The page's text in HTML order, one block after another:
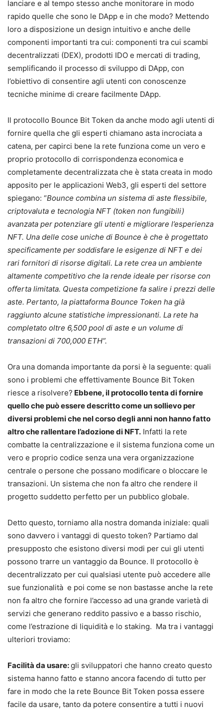
lanciare e al tempo stesso anche monitorare in modo
rapido quelle che sono le DApp e in che modo? Mettendo
loro a disposizione un design intuitivo e anche delle
componenti importanti tra cui: componenti tra cui scambi
decentralizzati (DEX), prodotti IDO e mercati di trading,
semplificando il processo di sviluppo di DApp, con
l’obiettivo di consentire agli utenti con conoscenze
tecniche minime di creare facilmente DApp.
Il protocollo Bounce Bit Token da anche modo agli utenti di
fornire quella che gli esperti chiamano asta incrociata a
catena, per capirci bene la rete funziona come un vero e
proprio protocollo di corrispondenza economica e
completamente decentralizzata che è stata creata in modo
apposito per le applicazioni Web3, gli esperti del settore
spiegano: “Bounce combina un sistema di aste flessibile,
criptovaluta e tecnologia NFT (token non fungibili)
avanzata per potenziare gli utenti e migliorare l’esperienza
NFT. Una delle cose uniche di Bounce è che è progettato
specificamente per soddisfare le esigenze di NFT e dei
rari fornitori di risorse digitali. La rete crea un ambiente
altamente competitivo che la rende ideale per risorse con
offerta limitata. Questa competizione fa salire i prezzi delle
aste. Pertanto, la piattaforma Bounce Token ha già
raggiunto alcune statistiche impressionanti. La rete ha
completato oltre 6,500 pool di aste e un volume di
transazioni di 700,000 ETH”.
Ora una domanda importante da porsi è la seguente: quali
sono i problemi che effettivamente Bounce Bit Token
riesce a risolvere? Ebbene, il protocollo tenta di fornire
quello che può essere descritto come un sollievo per
diversi problemi che nel corso degli anni non hanno fatto
altro che rallentare l’adozione di NFT. Infatti la rete
combatte la centralizzazione e il sistema funziona come un
vero e proprio codice senza una vera organizzazione
centrale o persone che possano modificare o bloccare le
transazioni. Un sistema che non fa altro che rendere il
progetto suddetto perfetto per un pubblico globale.
Detto questo, torniamo alla nostra domanda iniziale: quali
sono davvero i vantaggi di questo token? Partiamo dal
presupposto che esistono diversi modi per cui gli utenti
possono trarre un vantaggio da Bounce. Il protocollo è
decentralizzato per cui qualsiasi utente può accedere alle
sue funzionalità e poi come se non bastasse anche la rete
non fa altro che fornire l’accesso ad una grande varietà di
servizi che generano reddito passivo e a basso rischio,
come l’estrazione di liquidità e lo staking. Ma tra i vantaggi
ulteriori troviamo:
Facilità da usare:gli sviluppatori che hanno creato questo
sistema hanno fatto e stanno ancora facendo di tutto per
fare in modo che la rete Bounce Bit Token possa essere
facile da usare, tanto da potere consentire a tutti i nuovi